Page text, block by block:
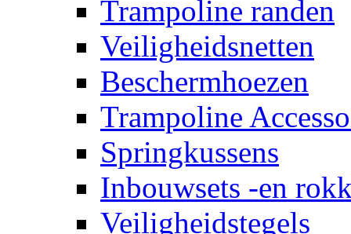
Trampoline randen
Veiligheidsnetten
Beschermhoezen
Trampoline
Springkussens
Inbouwsets -en
Veiligheidstegels